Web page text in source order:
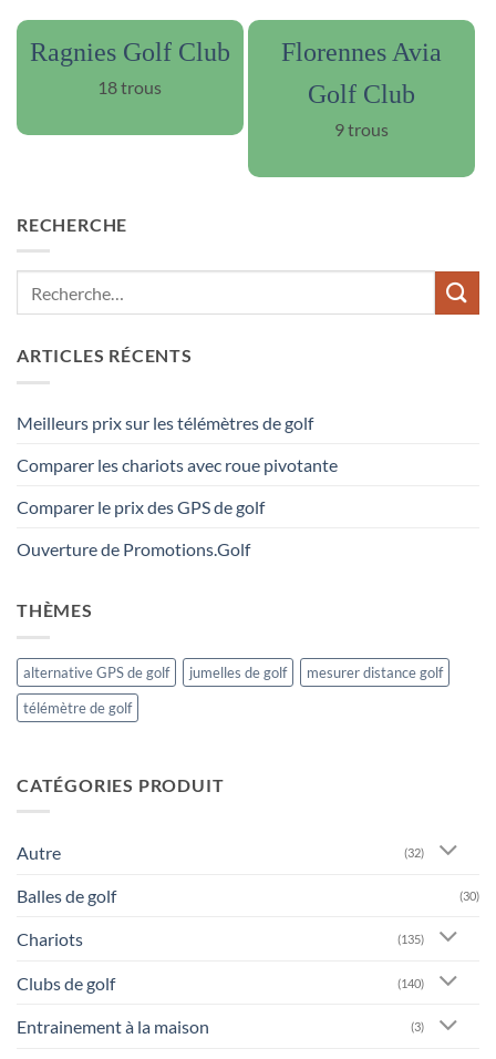
Ragnies Golf Club
18 trous
Florennes Avia
Golf Club
9 trous
RECHERCHE
ARTICLES RÉCENTS
Meilleurs prix sur les télémètres de golf
Comparer les chariots avec roue pivotante
Comparer le prix des GPS de golf
Ouverture de Promotions.Golf
THÈMES
alternative GPS de golf jumelles de golf
mesurer distance golf
télémètre de golf
CATÉGORIES PRODUIT
Autre (32)
Balles de golf (30)
Chariots (135)
Clubs de golf (140)
Entrainement à la maison (3)